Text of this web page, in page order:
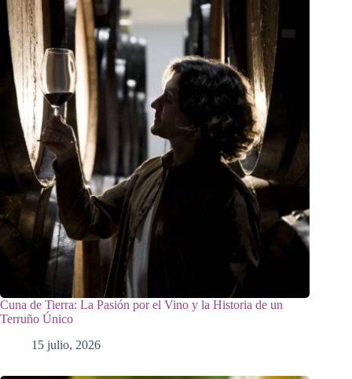
Cuna de Tierra: La Pasión por el Vino y la Historia de un
Terruño Único
15 julio, 2026